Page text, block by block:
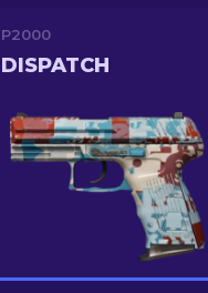
P2000
DISPATCH